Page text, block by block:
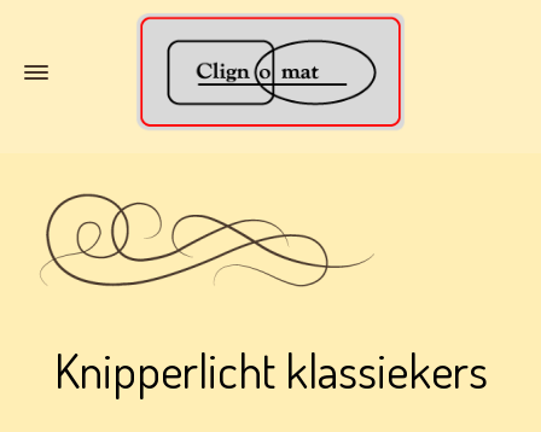
Knipperlicht klassiekers